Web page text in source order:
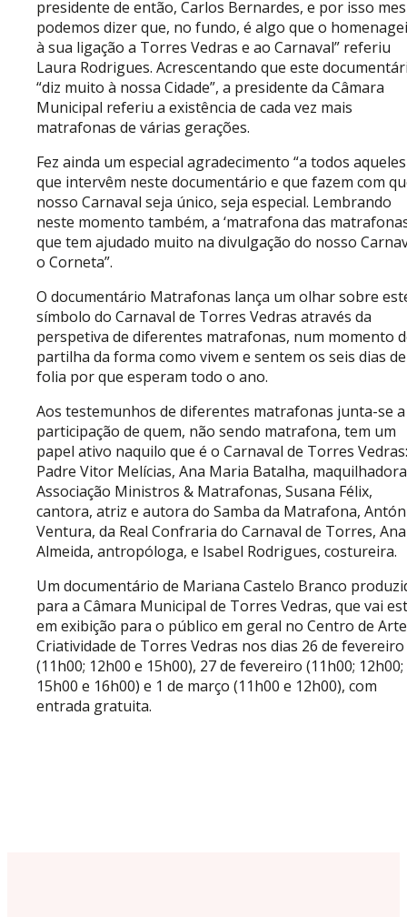
presidente de então, Carlos Bernardes, e por isso
podemos dizer que, no fundo, é algo que o
à sua ligação a Torres Vedras e ao Carnaval” referiu
Laura Rodrigues. Acrescentando que este
“diz muito à nossa Cidade”, a presidente da Câmara
Municipal referiu a existência de cada vez mais
matrafonas de várias gerações.
Fez ainda um especial agradecimento “a todos aqueles
que intervêm neste documentário e que fazem com
nosso Carnaval seja único, seja especial. Lembrando
neste momento também, a ‘matrafona das
que tem ajudado muito na divulgação do nosso
o Corneta”.
O documentário Matrafonas lança um olhar sobre
símbolo do Carnaval de Torres Vedras através da
perspetiva de diferentes matrafonas, num momento
partilha da forma como vivem e sentem os seis dias de
folia por que esperam todo o ano.
Aos testemunhos de diferentes matrafonas junta-se a
participação de quem, não sendo matrafona, tem um
papel ativo naquilo que é o Carnaval de Torres
Padre Vitor Melícias, Ana Maria Batalha,
Associação Ministros & Matrafonas, Susana Félix,
cantora, atriz e autora do Samba da Matrafona,
Ventura, da Real Confraria do Carnaval de Torres, Ana
Almeida, antropóloga, e Isabel Rodrigues, costureira.
Um documentário de Mariana Castelo Branco
para a Câmara Municipal de Torres Vedras, que vai
em exibição para o público em geral no Centro de
Criatividade de Torres Vedras nos dias 26 de fevereiro
(11h00; 12h00 e 15h00), 27 de fevereiro (11h00; 12h00;
15h00 e 16h00) e 1 de março (11h00 e 12h00), com
entrada gratuita.